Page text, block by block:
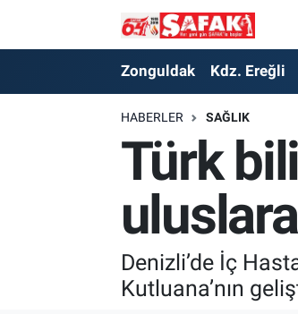
Zonguldak Kdz. Ereğli
HABERLER SAĞLIK
Türk
Denizli’de İç
Kutluana’nın
Zonguldak
Kdz. Ereğli
Zonguldak Nöbetçi Eczaneler
Zonguldak Hava Durumu
Zonguldak Namaz Vakitleri
Zonguldak Trafik Yoğunluk Haritası
Süper Lig Puan Durumu ve Fikstür
Tüm Manşetler